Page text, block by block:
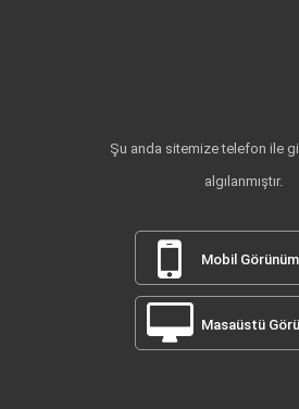
Şu anda sitemize telefon ile
algılanmıştır.
Mobil Görünüm
Masaüstü